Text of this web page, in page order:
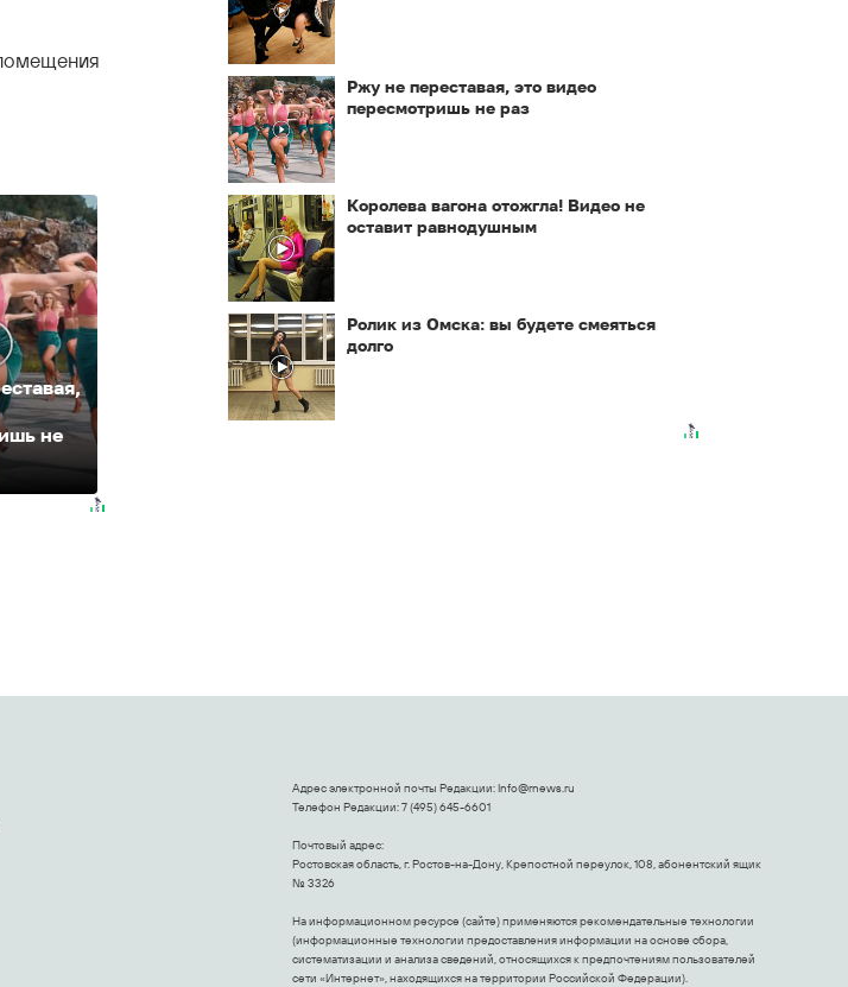
не
Королева вагона
отожгла! Видео не
Кличко: это
Ржу не переставая, это видео
пересмотришь не раз
Королева вагона отожгла! Видео не
оставит равнодушным
Ролик из Омска: вы будете смеяться
долго
Адрес электронной почты Редакции:Info@rnews.ru
Телефон Редакции: 7 (495) 645-6601
Почтовый адрес:
Ростовская область, г. Ростов-на-Дону, Крепостной переулок, 108, абонентский ящик
№ 3326
На информационном ресурсе (сайте) применяются рекомендательные технологии
(информационные технологии предоставления информации на основе сбора,
систематизации и анализа сведений, относящихся к предпочтениям пользователей
сети «Интернет», находящихся на территории Российской Федерации).